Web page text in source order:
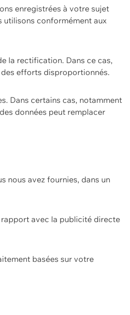
enregistrées à votre sujet
utilisons conformément aux
la rectification. Dans ce cas,
efforts disproportionnés.
Dans certains cas, notamment
données peut remplacer
nous avez fournies, dans un
avec la publicité directe
basées sur votre